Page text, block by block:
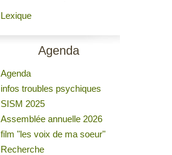
Lexique
Agenda
Agenda
infos troubles psychiques
SISM 2025
Assemblée annuelle 2026
film "les voix de ma soeur"
Recherche